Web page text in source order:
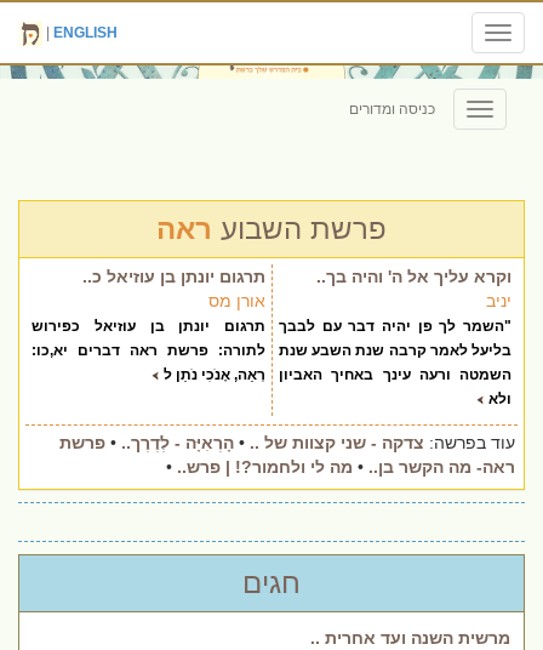
Toggle
navigation
ENGLISH
Toggle
navigation
כניסה ומדורים
פרשת השבוע ראה
וקרא עליך אל ה' והיה בך..
יניב
"השמר לך פן יהיה דבר עם לבבך
בליעל לאמר קרבה שנת השבע שנת
השמטה ורעה עינך באחיך האביון
ולא
תרגום יונתן בן עוזיאל כ..
אורן מס
תרגום יונתן בן עוזיאל כפירוש
לתורה: פרשת ראה דברים יא,כו:
רְאֵה, אָנֹכִי נֹתֵן ל
עוד בפרשה: צדקה - שני קצוות של .. • הָרְאִיָּה - לְדֶרֶך.. • פרשת
ראה- מה הקשר בן.. • מה לי ולחמור?! | פרש.. •
חגים
מרשית השנה ועד אחרית ..